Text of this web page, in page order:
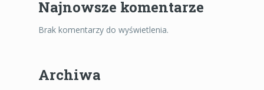
Najnowsze komentarze
Brak komentarzy do wyświetlenia.
Archiwa